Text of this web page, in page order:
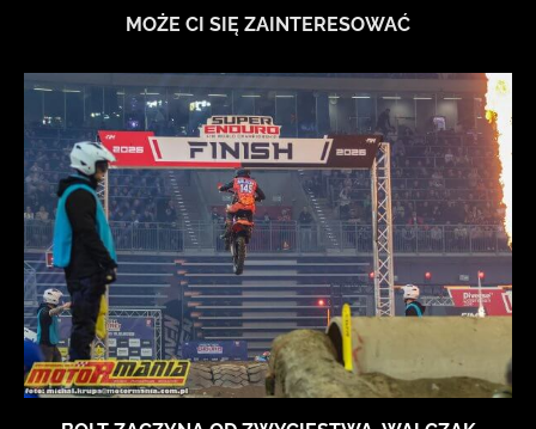
MOŻE CI SIĘ ZAINTERESOWAĆ